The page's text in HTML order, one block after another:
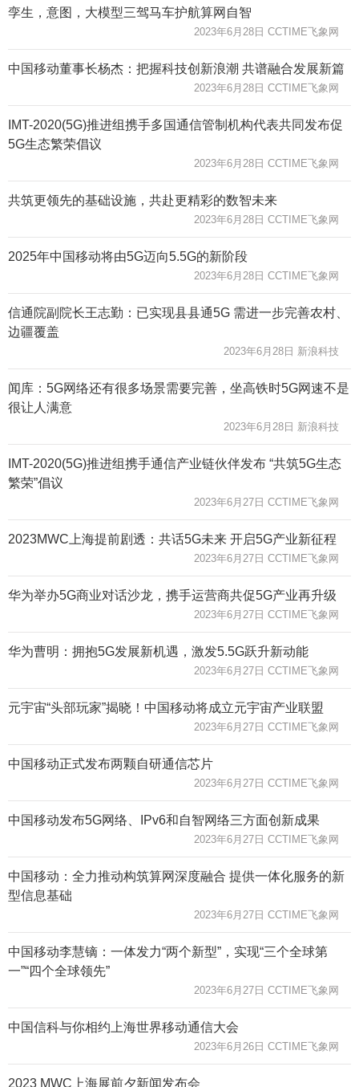
孪生，意图，大模型三驾马车护航算网自智
2023年6月28日 CCTIME飞象网
中国移动董事长杨杰：把握科技创新浪潮 共谱融合发展新篇
2023年6月28日 CCTIME飞象网
IMT-2020(5G)推进组携手多国通信管制机构代表共同发布促
5G生态繁荣倡议
2023年6月28日 CCTIME飞象网
共筑更领先的基础设施，共赴更精彩的数智未来
2023年6月28日 CCTIME飞象网
2025年中国移动将由5G迈向5.5G的新阶段
2023年6月28日 CCTIME飞象网
信通院副院长王志勤：已实现县县通5G 需进一步完善农村、
边疆覆盖
2023年6月28日 新浪科技
闻库：5G网络还有很多场景需要完善，坐高铁时5G网速不是
很让人满意
2023年6月28日 新浪科技
IMT-2020(5G)推进组携手通信产业链伙伴发布 “共筑5G生态
繁荣”倡议
2023年6月27日 CCTIME飞象网
2023MWC上海提前剧透：共话5G未来 开启5G产业新征程
2023年6月27日 CCTIME飞象网
华为举办5G商业对话沙龙，携手运营商共促5G产业再升级
2023年6月27日 CCTIME飞象网
华为曹明：拥抱5G发展新机遇，激发5.5G跃升新动能
2023年6月27日 CCTIME飞象网
元宇宙“头部玩家”揭晓！中国移动将成立元宇宙产业联盟
2023年6月27日 CCTIME飞象网
中国移动正式发布两颗自研通信芯片
2023年6月27日 CCTIME飞象网
中国移动发布5G网络、IPv6和自智网络三方面创新成果
2023年6月27日 CCTIME飞象网
中国移动：全力推动构筑算网深度融合 提供一体化服务的新
型信息基础
2023年6月27日 CCTIME飞象网
中国移动李慧镝：一体发力“两个新型”，实现“三个全球第
一”“四个全球领先”
2023年6月27日 CCTIME飞象网
中国信科与你相约上海世界移动通信大会
2023年6月26日 CCTIME飞象网
2023 MWC上海展前夕新闻发布会